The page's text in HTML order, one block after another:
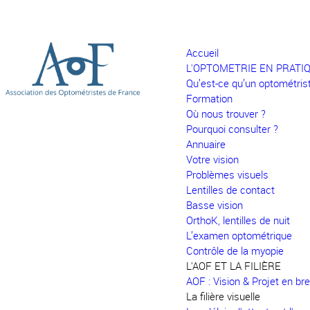
Accueil
L'OPTOMETRIE EN
Qu’est-ce qu’un
Formation
Où nous trouver ?
Pourquoi consulter ?
Annuaire
Votre vision
Problèmes visuels
Lentilles de contact
Basse vision
OrthoK, lentilles de nuit
L’examen optométrique
Contrôle de la myopie
L'AOF ET LA FILIÈRE
AOF : Vision & Projet en
La filière visuelle